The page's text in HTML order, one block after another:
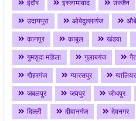
इंदौर
इस्लामाबाद उज्जैन
उदायपुरा
ओबेदुल्लागंज
कानपुर
काबुल खंडवा
गुमशुदा महिला
गुलाबगंज
गौहरगंज
ग्यारसपुर ग्वालियर
जबलपुर
जयपुर जोधपुर
दिल्ली
दीवानगंज देवनगर